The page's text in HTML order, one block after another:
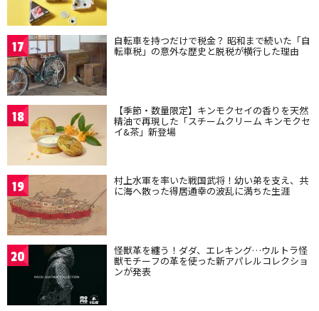
17 自転車を持つだけで税金？ 昭和まで続いた「自
転車税」の意外な歴史と脱税が横行した理由
18 【季節・数量限定】キンモクセイの香りを天然
精油で再現した「スチームクリーム キンモクセ
イ&茶」新登場
19 村上水軍を率いた戦国武将！幼い弟を支え、共
に海へ散った得居通幸の波乱に満ちた生涯
20 怪獣革を纏う！ダダ、エレキング…ウルトラ怪
獣モチーフの革を使った新アパレルコレクショ
ンが発表